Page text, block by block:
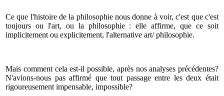
Ce que l'histoire de la philosophie nous donne à voir, c'est que c'est
toujours ou l'art, ou la philosophie : elle affirme, que ce soit
implicitement ou explicitement, l'alternative art/ philosophie.
Mais comment cela est-il possible, après nos analyses précédentes?
N'avions-nous pas affirmé que tout passage entre les deux était
rigoureusement impensable, impossible?